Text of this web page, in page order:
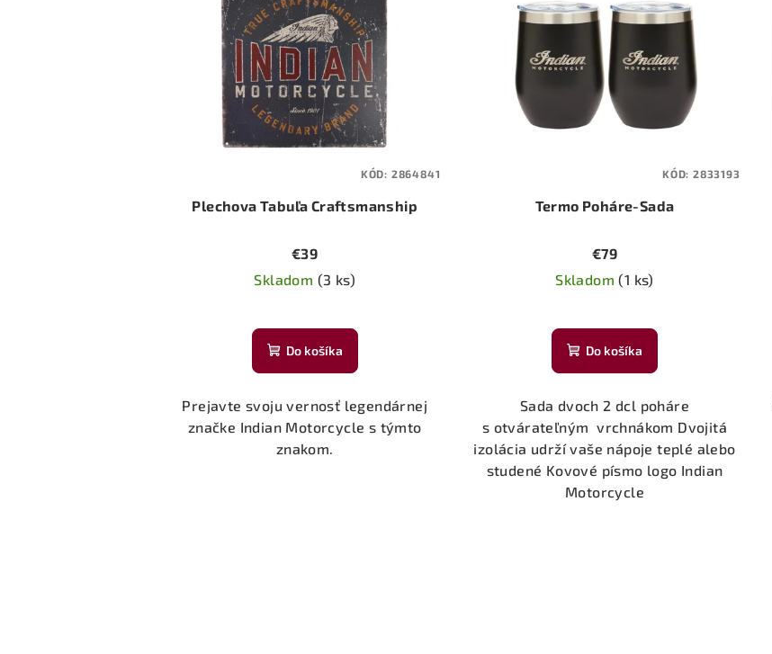
Plechova Tabuľa Craftsmanship
€39
Skladom (3 ks)
Do košíka
Prejavte svoju vernosť legendárnej
značke Indian Motorcycle s týmto
znakom.
KÓD: 2864841
Termo Poháre-Sada
€79
Skladom(1 ks)
Do košíka
Sada dvoch 2 dcl poháre
s otvárateľným vrchnákom Dvojitá
izolácia udrží vaše nápoje teplé alebo
studené Kovové písmo logo Indian
Motorcycle
KÓD:2833193